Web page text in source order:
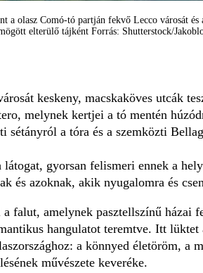
a olasz Comó-tó partján fekvő Lecco városát és
elterülő tájként Forrás: Shutterstock/
keskeny, macskaköves utcák
melynek kertjei a tó mentén
sétányról a tóra és a szemközti
gyorsan felismeri ennek a
és azoknak, akik nyugalomra és
falut, amelynek pasztellszínű házai
hangulatot teremtve. Itt
a könnyed életöröm, a
művészete keveréke.